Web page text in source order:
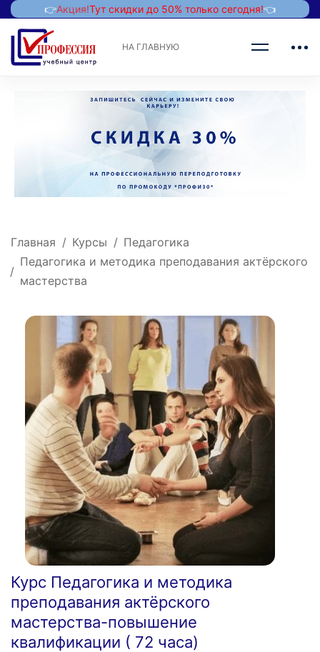
👉Акция!Тут скидки до 50% только сегодня!👈
НА ГЛАВНУЮ
Главная Курсы
Педагогика
Педагогика и методика преподавания актёрского
мастерства
Курс Педагогика и методика
преподавания актёрского
мастерства-повышение
квалификации ( 72 часа)